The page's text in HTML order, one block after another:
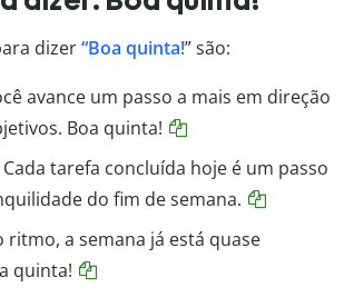
dizer“Boa quinta!” são:
avance um passo a mais em direção
Boa quinta!
tarefa concluída hoje é um passo
do fim de semana.
ritmo, a semana já está quase
quinta!